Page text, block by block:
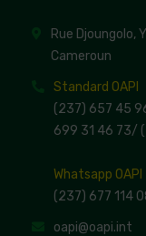
Rue Djoungolo,
Cameroun
Standard OAPI
(237) 657 45
699 31 46 73/
Whatsapp OAPI
(237) 677 114
oapi@oapi.int